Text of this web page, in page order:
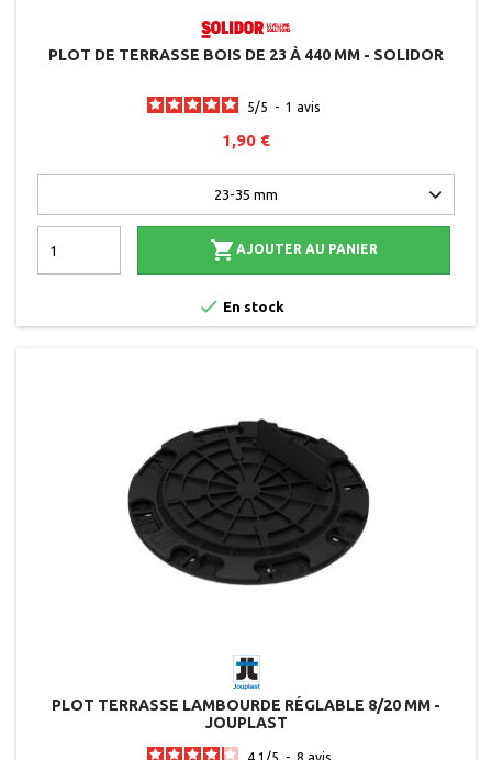
PLOT DE TERRASSE BOIS DE 23 À 440 MM - SOLIDOR
5/5 - 1 avis
1,90 €
 AJOUTER AU PANIER
 En stock
PLOT TERRASSE LAMBOURDE RÉGLABLE 8/20 MM -
JOUPLAST